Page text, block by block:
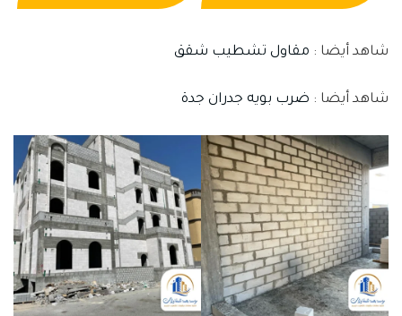
شاهد أيضا : مقاول تشطيب شقق
شاهد أيضا : ضرب بويه جدران جدة